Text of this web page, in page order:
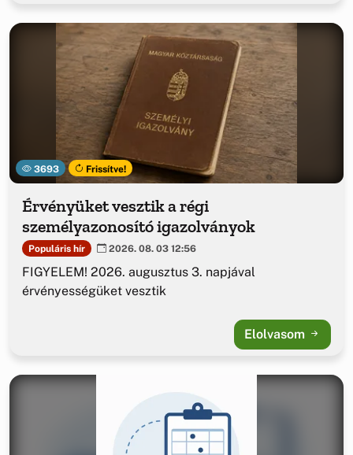
3693 Frissítve!
Érvényüket vesztik a régi
személyazonosító igazolványok
Populáris hír 2026. 08. 03 12:56
FIGYELEM! 2026. augusztus 3. napjával
érvényességüket vesztik
Elolvasom